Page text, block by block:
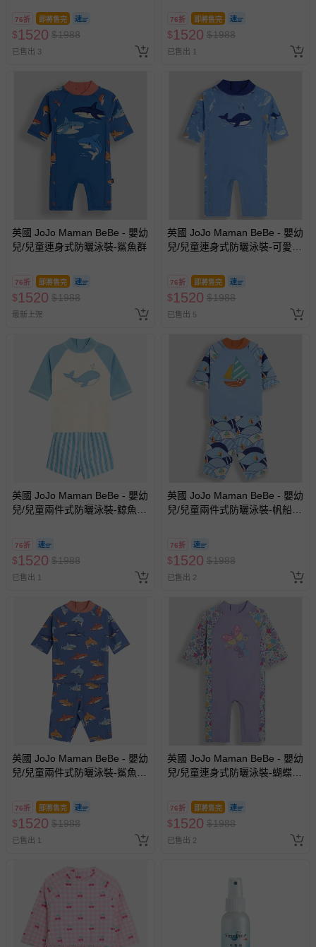
76折 即將售完
$1520 $1988
已售出 3
76折 即將售完
$1520 $1988
已售出 1
英國 JoJo Maman BeBe - 嬰幼
兒/兒童連身式防曬泳裝-鯊魚群
76折 即將售完
$1520 $1988
最新上架
英國 JoJo Maman BeBe - 嬰幼
兒/兒童連身式防曬泳裝-可愛鯨
76折 即將售完
$1520 $1988
已售出 5
英國 JoJo Maman BeBe - 嬰幼
兒/兒童兩件式防曬泳裝-鯨魚玩
76折
$1520 $1988
已售出 1
英國 JoJo Maman BeBe - 嬰幼
兒/兒童兩件式防曬泳裝-帆船遨
76折
$1520 $1988
已售出 2
英國 JoJo Maman BeBe - 嬰幼
兒/兒童兩件式防曬泳裝-鯊魚戲
76折 即將售完
$1520 $1988
已售出 1
英國 JoJo Maman BeBe - 嬰幼
兒/兒童連身式防曬泳裝-蝴蝶翩
76折 即將售完
$1520 $1988
已售出 2